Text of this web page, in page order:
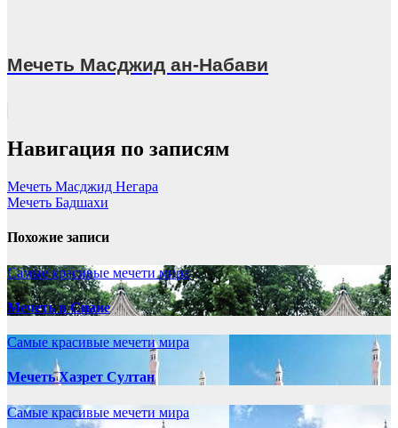
Мечеть Масджид ан-Набави
Навигация по записям
Мечеть Масджид Негара
Мечеть Бадшахи
Похожие записи
Самые красивые мечети мира
Мечеть в Сиане
Самые красивые мечети мира
Мечеть Хазрет Султан
Самые красивые мечети мира